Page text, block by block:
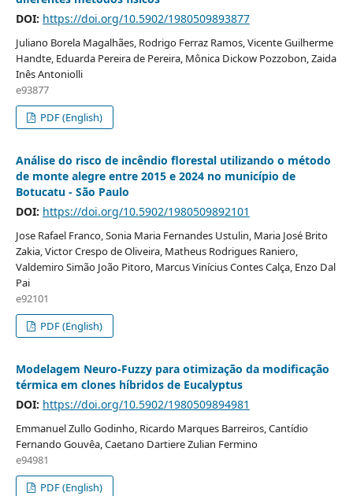
DOI: https://doi.org/10.5902/1980509893877
Juliano Borela Magalhães, Rodrigo Ferraz Ramos, Vicente Guilherme
Handte, Eduarda Pereira de Pereira, Mônica Dickow Pozzobon, Zaida
Inês Antoniolli
e93877
PDF (English)
Análise do risco de incêndio florestal utilizando o método
de monte alegre entre 2015 e 2024 no município de
Botucatu - São Paulo
DOI: https://doi.org/10.5902/1980509892101
Jose Rafael Franco, Sonia Maria Fernandes Ustulin, Maria José Brito
Zakia, Victor Crespo de Oliveira, Matheus Rodrigues Raniero,
Valdemiro Simão João Pitoro, Marcus Vinícius Contes Calça, Enzo Dal
Pai
e92101
PDF (English)
Modelagem Neuro-Fuzzy para otimização da modificação
térmica em clones híbridos de Eucalyptus
DOI: https://doi.org/10.5902/1980509894981
Emmanuel Zullo Godinho, Ricardo Marques Barreiros, Cantídio
Fernando Gouvêa, Caetano Dartiere Zulian Fermino
e94981
PDF (English)